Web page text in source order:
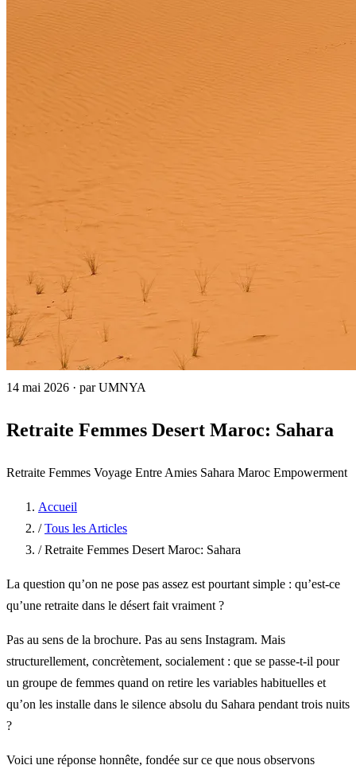
14 mai 2026 · par UMNYA
Retraite Femmes Desert Maroc: Sahara
Retraite Femmes Voyage Entre Amies Sahara Maroc Empowerment
Accueil
/ Tous les Articles
/ Retraite Femmes Desert Maroc: Sahara
La question qu’on ne pose pas assez est pourtant simple : qu’est-ce
qu’une retraite dans le désert fait vraiment ?
Pas au sens de la brochure. Pas au sens Instagram. Mais
structurellement, concrètement, socialement : que se passe-t-il pour
un groupe de femmes quand on retire les variables habituelles et
qu’on les installe dans le silence absolu du Sahara pendant trois nuits
?
Voici une réponse honnête, fondée sur ce que nous observons